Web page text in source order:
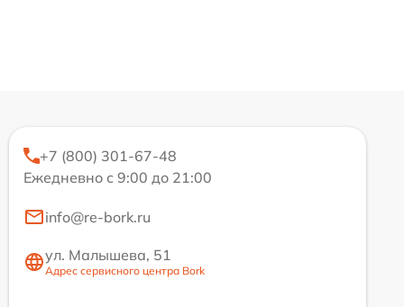
+7 (800) 301-67-48
Ежедневно с 9:00 до 21:00
info@re-bork.ru
ул. Малышева, 51
Адрес сервисного центра Bork